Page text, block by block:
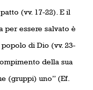
(vv. 17-22). E il
per essere salvato è
di Dio (vv. 23-
della sua
(gruppi) uno” (Ef.